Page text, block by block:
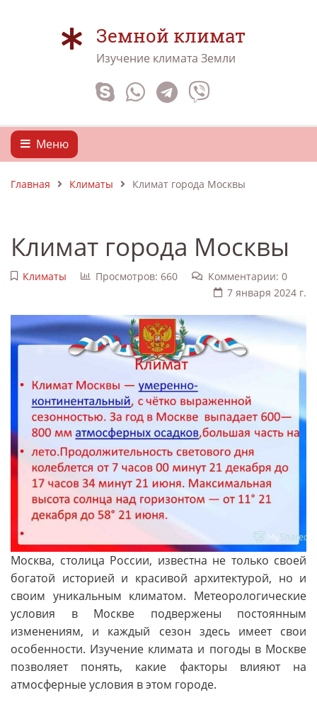
Земной климат
Изучение климата Земли
Меню
Главная Климаты Климат города Москвы
Климат города Москвы
Климаты Просмотров: 660
Комментарии: 0
7 января 2024 г.
Москва, столица России, известна не только своей
богатой историей и красивой архитектурой, но и
своим уникальным климатом. Метеорологические
условия в Москве подвержены постоянным
изменениям, и каждый сезон здесь имеет свои
особенности. Изучение климата и погоды в Москве
позволяет понять, какие факторы влияют на
атмосферные условия в этом городе.